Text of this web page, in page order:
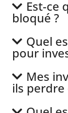
Est-ce
bloqué ?
Quel
pour
Mes
ils perdre